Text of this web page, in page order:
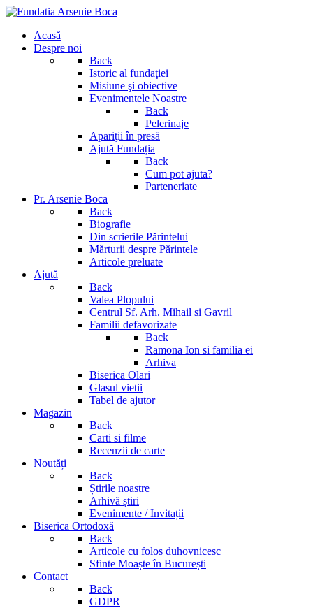
Acasă
Despre noi
Back
Istoric al fundaţiei
Misiune şi obiective
Evenimentele Noastre
Back
Pelerinaje
Apariţii în presă
Ajută Fundația
Back
Cum pot ajuta?
Parteneriate
Pr. Arsenie Boca
Back
Biografie
Din scrierile Părintelui
Mărturii despre Părintele
Articole preluate
Ajută
Back
Valea Plopului
Centrul Sf. Arh. Mihail si Gavril
Familii defavorizate
Back
Ramona Ion si familia ei
Arhiva
Biserica Olari
Glasul vietii
Tabel de ajutor
Magazin
Back
Carti si filme
Recenzii de carte
Noutăți
Back
Știrile noastre
Arhivă știri
Evenimente / Invitații
Biserica Ortodoxă
Back
Articole cu folos duhovnicesc
Sfinte Moaște în București
Contact
Back
GDPR